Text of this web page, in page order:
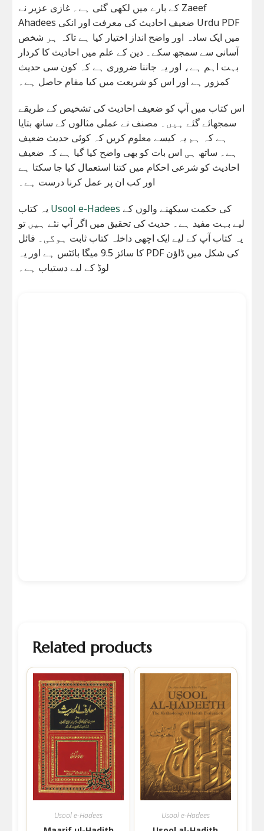
کے بارے میں لکھی گئی ہے۔ غازی عزیر نے Zaeef
Ahadees ضعیف احادیث کی معرفت اور انکی Urdu PDF
میں ایک سادہ اور واضح انداز اختیار کیا ہے تاکہ ہر شخص
آسانی سے سمجھ سکے۔ دین کے علم میں احادیث کا کردار
بہت اہم ہے، اور یہ جاننا ضروری ہے کہ کون سی حدیث
کمزور ہے اور اس کو شریعت میں کیا مقام حاصل ہے۔
اس کتاب میں آپ کو ضعیف احادیث کی تشخیص کے طریقے
سمجھائے گئے ہیں۔ مصنف نے عملی مثالوں کے ساتھ بتایا
ہے کہ ہم یہ کیسے معلوم کریں کہ کوئی حدیث ضعیف
ہے۔ ساتھ ہی اس بات کو بھی واضح کیا گیا ہے کہ ضعیف
احادیث کو شرعی احکام میں کتنا استعمال کیا جا سکتا ہے
اور کب ان پر عمل کرنا درست ہے۔
Usool e-Hadees کی حکمت سیکھنے والوں کے
لیے بہت مفید ہے۔ حدیث کی تحقیق میں اگر آپ نئے ہیں تو
یہ کتاب آپ کے لیے ایک اچھی داخلہ کتاب ثابت ہوگی۔ فائل
کا سائز 9.5 میگا بائٹس ہے اور یہ PDF کی شکل میں ڈاؤن
لوڈ کے لیے دستیاب ہے۔
Related products
Usool e-Hadees Usool e-Hadees